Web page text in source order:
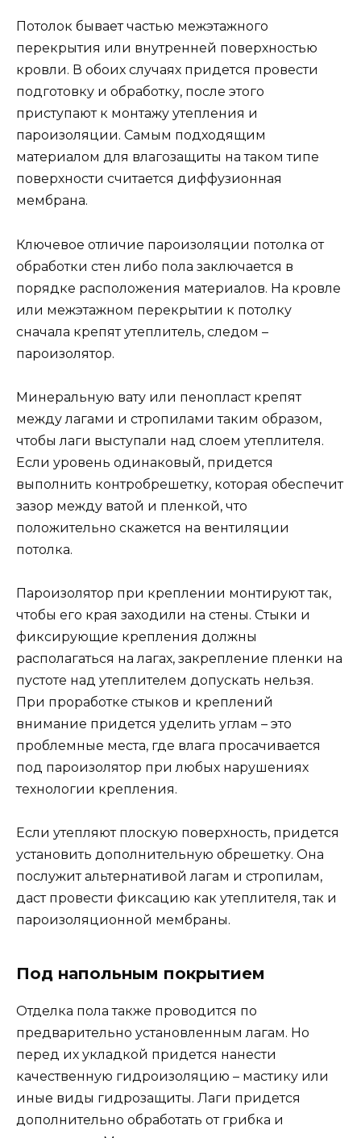
Потолок бывает частью межэтажного
перекрытия или внутренней поверхностью
кровли. В обоих случаях придется провести
подготовку и обработку, после этого
приступают к монтажу утепления и
пароизоляции. Самым подходящим
материалом для влагозащиты на таком типе
поверхности считается диффузионная
мембрана.
Ключевое отличие пароизоляции потолка от
обработки стен либо пола заключается в
порядке расположения материалов. На кровле
или межэтажном перекрытии к потолку
сначала крепят утеплитель, следом –
пароизолятор.
Минеральную вату или пенопласт крепят
между лагами и стропилами таким образом,
чтобы лаги выступали над слоем утеплителя.
Если уровень одинаковый, придется
выполнить контробрешетку, которая обеспечит
зазор между ватой и пленкой, что
положительно скажется на вентиляции
потолка.
Пароизолятор при креплении монтируют так,
чтобы его края заходили на стены. Стыки и
фиксирующие крепления должны
располагаться на лагах, закрепление пленки на
пустоте над утеплителем допускать нельзя.
При проработке стыков и креплений
внимание придется уделить углам – это
проблемные места, где влага просачивается
под пароизолятор при любых нарушениях
технологии крепления.
Если утепляют плоскую поверхность, придется
установить дополнительную обрешетку. Она
послужит альтернативой лагам и стропилам,
даст провести фиксацию как утеплителя, так и
пароизоляционной мембраны.
Под напольным покрытием
Отделка пола также проводится по
предварительно установленным лагам. Но
перед их укладкой придется нанести
качественную гидроизоляцию – мастику или
иные виды гидрозащиты. Лаги придется
дополнительно обработать от грибка и